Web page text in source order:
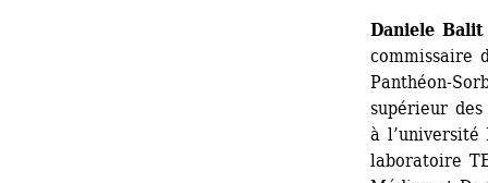
Daniele Balit
commissaire
Panthéon-
supérieur
à l’université
laboratoire